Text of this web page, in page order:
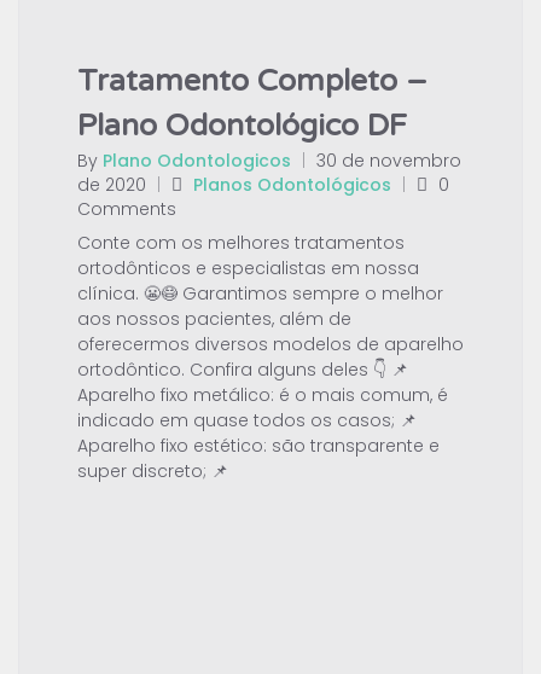
Tratamento Completo –
Plano Odontológico DF
By Plano Odontologicos
30 de novembro
de 2020
Planos Odontológicos
0
Comments
Conte com os melhores tratamentos
ortodônticos e especialistas em nossa
clínica. 😬😷 Garantimos sempre o melhor
aos nossos pacientes, além de
oferecermos diversos modelos de aparelho
ortodôntico. Confira alguns deles 👇 📌
Aparelho fixo metálico: é o mais comum, é
indicado em quase todos os casos; 📌
Aparelho fixo estético: são transparente e
super discreto; 📌